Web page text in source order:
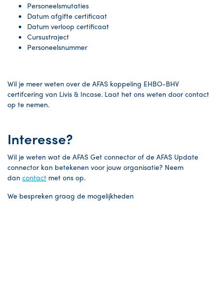
Personeelsmutaties
Datum afgifte certificaat
Datum verloop certificaat
Cursustraject
Personeelsnummer
Wil je meer weten over de AFAS koppeling EHBO-BHV
certifcering van Livis & Incase. Laat het ons weten door contact
op te nemen.
Interesse?
Wil je weten wat de AFAS Get connector of de AFAS Update
connector kan betekenen voor jouw organisatie? Neem
dan contact met ons op.
We bespreken graag de mogelijkheden